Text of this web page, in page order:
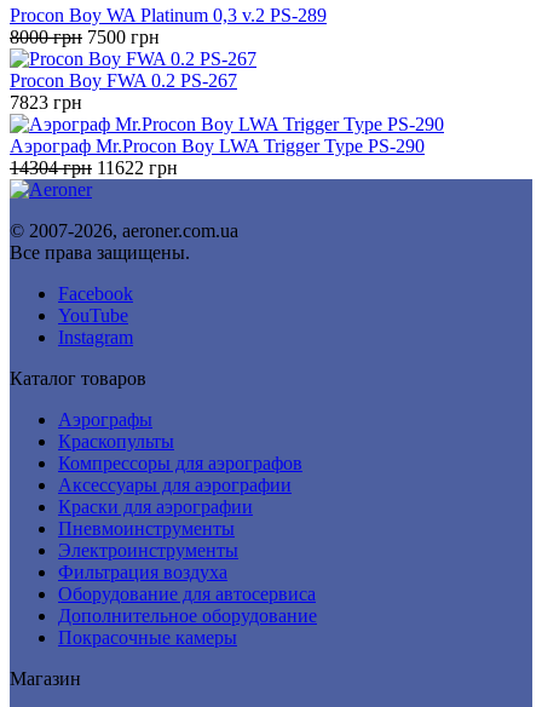
Procon Boy WA Platinum 0,3 v.2 PS-289
8000грн Первоначальная
цена
составляла
7500 грн
цена:
7500 грн.
Procon Boy FWA 0.2 PS-267
7823 грн
Аэрограф Mr.Procon Boy LWA Trigger Type PS-290
14304грн Первоначальная
14304 грн.
11622 грн
© 2007-2026, aeroner.com.ua
Все права защищены.
Facebook
YouTube
Instagram
Каталог товаров
Аэрографы
Краскопульты
Компрессоры для аэрографов
Аксессуары для аэрографии
Краски для аэрографии
Пневмоинструменты
Электроинструменты
Фильтрация воздуха
Оборудование для автосервиса
Дополнительное оборудование
Покрасочные камеры
Магазин